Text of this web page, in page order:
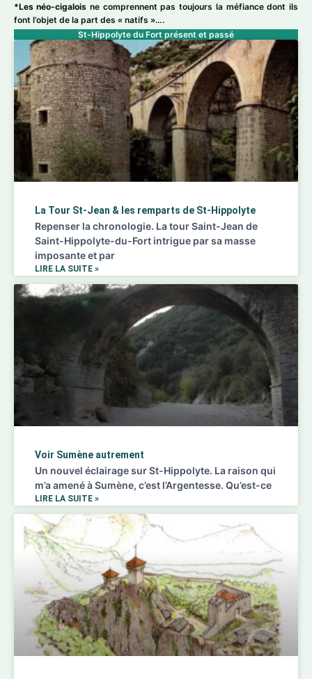
*Les néo-cigalois ne comprennent pas toujours la méfiance dont ils
font l’objet de la part des « natifs »….
St-Hippolyte du Fort présent et passé
La Tour St-Jean & les remparts de St-Hippolyte
Repenser la chronologie. La tour Saint-Jean de
Saint-Hippolyte-du-Fort intrigue par sa masse
imposante et par
LIRE LA SUITE »
Voir Sumène autrement
Un nouvel éclairage sur St-Hippolyte. La raison qui
m’a amené à Sumène, c’est l’Argentesse. Qu’est-ce
LIRE LA SUITE »